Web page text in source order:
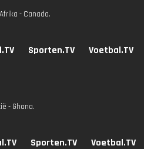
- Canada.
Sporten.TV Voetbal.TV
- Ghana.
Sporten.TV Voetbal.TV